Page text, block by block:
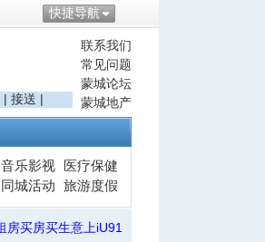
快捷导航
联系我们
常见问题
蒙城论坛
蒙城地产
| 接送 |
音乐影视
医疗保健
同城活动 旅游度假
房买房买生意上iU91